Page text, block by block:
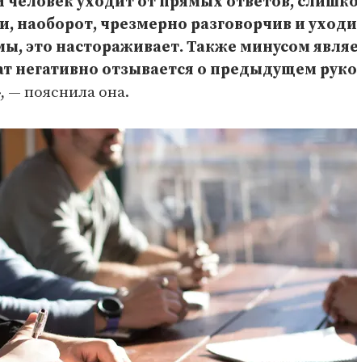
наоборот, чрезмерно разговорчив и
это настораживает. Также минусом
негативно отзывается о предыдущем
— пояснила она.